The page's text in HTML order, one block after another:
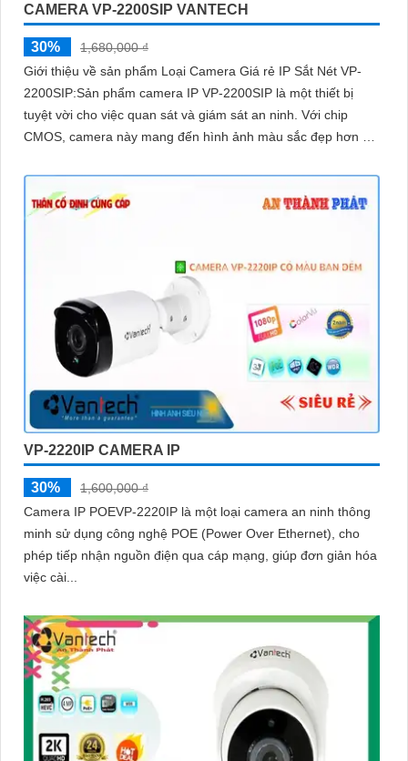
CAMERA VP-2200SIP VANTECH
30%
1,680,000 ₫
Giới thiệu về sản phẩm Loại Camera Giá rẻ IP Sắt Nét VP-
2200SIP:Sản phẩm camera IP VP-2200SIP là một thiết bị
tuyệt vời cho việc quan sát và giám sát an ninh. Với chip
CMOS, camera này mang đến hình ảnh màu sắc đẹp hơn và
VP-2220IP CAMERA IP
30%
1,600,000 ₫
Camera IP POEVP-2220IP là một loại camera an ninh thông
minh sử dụng công nghệ POE (Power Over Ethernet), cho
phép tiếp nhận nguồn điện qua cáp mạng, giúp đơn giản hóa
việc cài...